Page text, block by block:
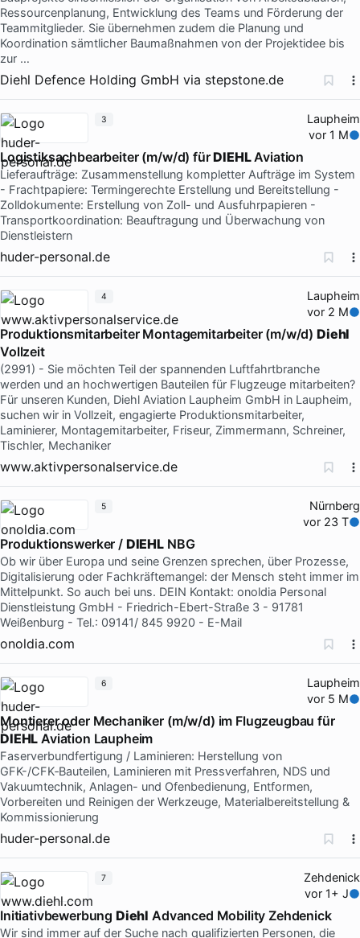
Ressourcenplanung, Entwicklung des Teams und Förderung der
Teammitglieder. Sie übernehmen zudem die Planung und
Koordination sämtlicher Baumaßnahmen von der Projektidee bis
zur …
Diehl Defence Holding GmbH via stepstone.de
Laupheim
vor 1 M
Logistiksachbearbeiter (m/w/d) fürDIEHLAviation
Lieferaufträge: Zusammenstellung kompletter Aufträge im System
- Frachtpapiere: Termingerechte Erstellung und Bereitstellung -
Zolldokumente: Erstellung von Zoll- und Ausfuhrpapieren -
Transportkoordination: Beauftragung und Überwachung von
Dienstleistern
huder-personal.de
3
Laupheim
vor 2 M
Produktionsmitarbeiter Montagemitarbeiter (m/w/d) Diehl
Vollzeit
(2991) - Sie möchten Teil der spannenden Luftfahrtbranche
werden und an hochwertigen Bauteilen für Flugzeuge mitarbeiten?
Für unseren Kunden, Diehl Aviation Laupheim GmbH in Laupheim,
suchen wir in Vollzeit, engagierte Produktionsmitarbeiter,
Laminierer, Montagemitarbeiter, Friseur, Zimmermann, Schreiner,
Tischler, Mechaniker
www.aktivpersonalservice.de
4
Nürnberg
vor 23 T
Produktionswerker / DIEHL NBG
Ob wir über Europa und seine Grenzen sprechen, über Prozesse,
Digitalisierung oder Fachkräftemangel: der Mensch steht immer im
Mittelpunkt. So auch bei uns. DEIN Kontakt: onoldia Personal
Dienstleistung GmbH - Friedrich-Ebert-Straße 3 - 91781
Weißenburg - Tel.: 09141/ 845 9920 - E-Mail
onoldia.com
5
Laupheim
vor 5 M
Montierer oder Mechaniker (m/w/d) im Flugzeugbau für
DIEHL Aviation Laupheim
Faserverbundfertigung / Laminieren: Herstellung von
GFK-/CFK‑Bauteilen, Laminieren mit Pressverfahren, NDS und
Vakuumtechnik, Anlagen- und Ofenbedienung, Entformen,
Vorbereiten und Reinigen der Werkzeuge, Materialbereitstellung &
Kommissionierung
huder-personal.de
6
Zehdenick
vor 1+ J
Initiativbewerbung Diehl Advanced Mobility Zehdenick
Wir sind immer auf der Suche nach qualifizierten Personen, die
7